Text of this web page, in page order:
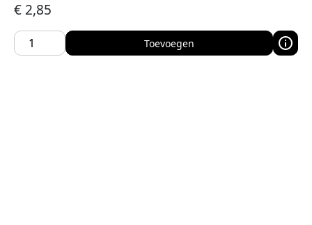
€ 2,85
Toevoegen